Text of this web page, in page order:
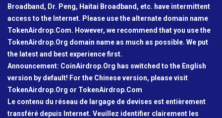
Broadband, Dr. Peng, Haitai Broadband, etc. have intermittent
access to the Internet. Please use the alternate domain name
TokenAirdrop.Com. However, we recommend that you use the
TokenAirdrop.Org domain name as much as possible. We put
the latest and best experience first.
Announcement: CoinAirdrop.Org has switched to the English
version by default! For the Chinese version, please visit
TokenAirdrop.Org or TokenAirdrop.Com
Le contenu du réseau de largage de devises est entièrement
transféré depuis Internet. Veuillez identifier clairement les